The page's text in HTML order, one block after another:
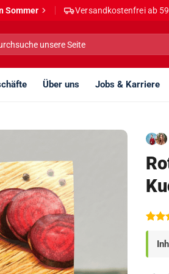
Sommer Versandkostenfrei ab
Über uns Jobs & Karriere
mit4
von
1